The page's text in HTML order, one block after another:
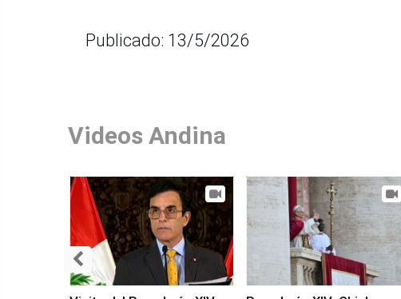
Publicado: 13/5/2026
Videos Andina